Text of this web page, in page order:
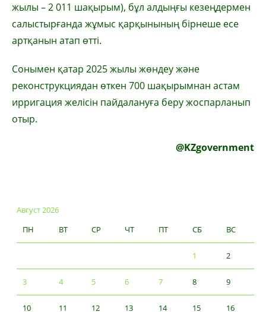
жылы – 2 011 шақырым), бұл алдыңғы кезеңдермен
салыстырғанда жұмыс қарқынының бірнеше есе
артқанын атап өтті.
Сонымен қатар 2025 жылы жөндеу және
реконструкциядан өткен 700 шақырымнан астам
ирригация желісін пайдалануға беру жоспарланып
отыр.
@KZgovernment
Август 2026
ПН
ВТ СР ЧТ ПТ СБ ВС
1 2
3 4 5 6 7 8 9
10 11 12 13 14 15 16